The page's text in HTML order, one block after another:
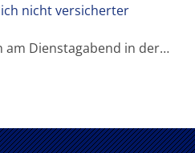
nicht versicherter
am Dienstagabend in der…